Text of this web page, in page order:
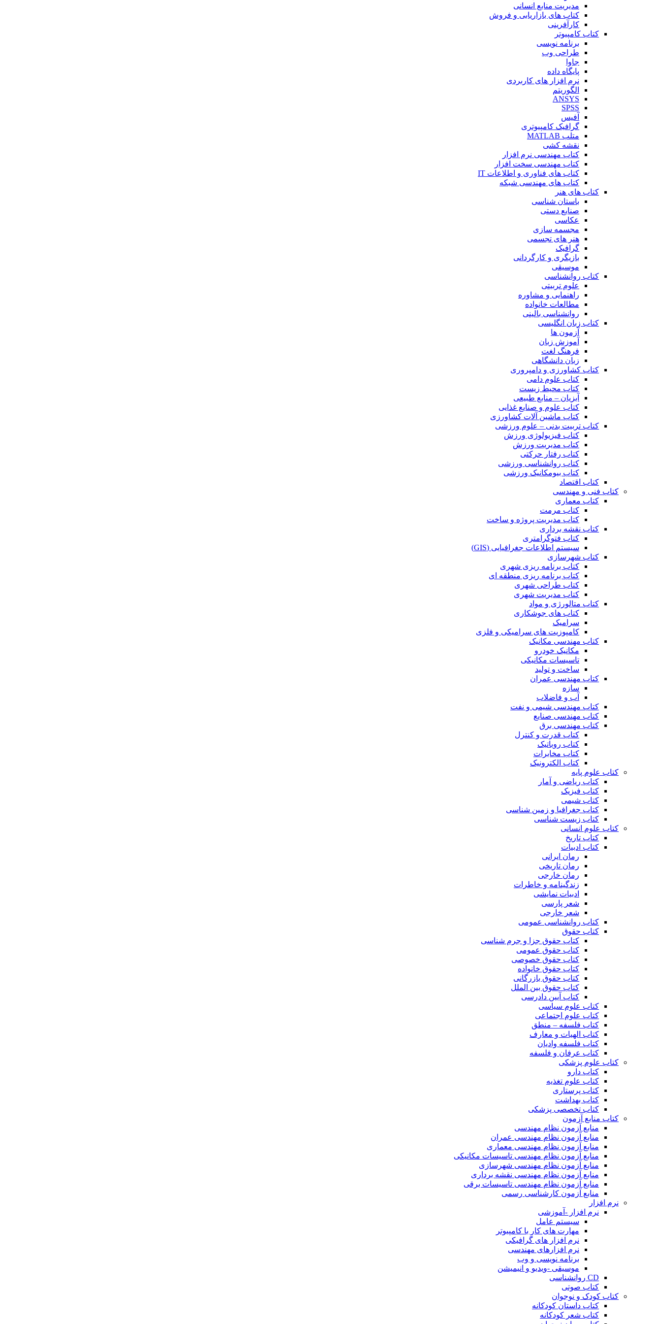
مدیریت منابع انسانی
کتاب های بازاریابی و فروش
کارآفرینی
کتاب کامپیوتر
برنامه نویسی
طراحی وب
جاوا
پایگاه داده
نرم افزار های کاربردی
الگوریتم
ANSYS
SPSS
آفیس
گرافیک کامپیوتری
متلب MATLAB
نقشه کشی
کتاب مهندسی نرم افزار
کتاب مهندسی سخت افزار
کتاب های فناوری و اطلاعات IT
کتاب های مهندسی شبکه
کتاب های هنر
باستان شناسی
صنایع دستی
عکاسی
مجسمه سازی
هنر های تجسمی
گرافیک
بازیگری و کارگردانی
موسیقی
کتاب روانشناسی
علوم تربیتی
راهنمایی و مشاوره
مطالعات خانواده
روانشناسی بالینی
کتاب زبان انگلیسی
آزمون ها
آموزش زبان
فرهنگ لغت
زبان دانشگاهی
کتاب کشاورزی و دامپروری
کتاب علوم دامی
کتاب محیط زیست
آبزیان – منابع طبیعی
کتاب علوم و صنایع غذایی
کتاب ماشین آلات کشاورزی
کتاب تربیت بدنی – علوم ورزشی
کتاب فیزیولوژی ورزش
کتاب مدیریت ورزش
کتاب رفتار حرکتی
کتاب روانشناسی ورزشی
کتاب بیومکانیک ورزشی
کتاب اقتصاد
کتاب فنی و مهندسی
کتاب معماری
کتاب مرمت
کتاب مدیریت پروژه و ساخت
کتاب نقشه برداری
کتاب فتوگرامتری
سیستم اطلاعات جغرافیایی (GIS)
کتاب شهرسازی
کتاب برنامه ریزی شهری
کتاب برنامه ریزی منطقه ای
کتاب طراحی شهری
کتاب مدیریت شهری
کتاب متالورژی و مواد
کتاب های جوشکاری
سرامیک
کامپوزیت های سرامیکی و فلزی
کتاب مهندسی مکانیک
مکانیک خودرو
تاسیسات مکانیکی
ساخت و تولید
کتاب مهندسی عمران
سازه
آب و فاضلاب
کتاب مهندسی شیمی و نفت
کتاب مهندسی صنایع
کتاب مهندسی برق
کتاب قدرت و کنترل
کتاب روباتیک
کتاب مخابرات
کتاب الکترونیک
کتاب علوم پایه
کتاب ریاضی و آمار
کتاب فیزیک
کتاب شیمی
کتاب جغرافیا و زمین شناسی
کتاب زیست شناسی
کتاب علوم انسانی
کتاب تاریخ
کتاب ادبیات
رمان ایرانی
رمان تاریخی
رمان خارجی
زندگینامه و خاطرات
ادبیات نمایشی
شعر پارسی
شعر خارجی
کتاب روانشناسی عمومی
کتاب حقوق
کتاب حقوق جزا و جرم شناسی
کتاب حقوق عمومی
کتاب حقوق خصوصی
کتاب حقوق خانواده
کتاب حقوق بازرگانی
کتاب حقوق بین الملل
کتاب آیین دادرسی
کتاب علوم سیاسی
کتاب علوم اجتماعی
کتاب فلسفه – منطق
کتاب الهیات و معارف
کتاب فلسفه وادیان
کتاب عرفان و فلسفه
کتاب علوم پزشکی
کتاب دارو
کتاب علوم تغذیه
کتاب پرستاری
کتاب بهداشت
کتاب تخصصی پزشکی
کتاب منابع آزمون
منابع آزمون نظام مهندسی
منابع آزمون نظام مهندسی عمران
منابع آزمون نظام مهندسی معماری
منابع آزمون نظام مهندسی تاسیسات مکانیکی
منابع آزمون نظام مهندسی شهرسازی
منابع آزمون نظام مهندسی نقشه برداری
منابع آزمون نظام مهندسی تاسیسات برقی
منابع آزمون کارشناسی رسمی
نرم افزار
نرم افزار -آموزشی
سیستم عامل
مهارت های کار با کامپیوتر
نرم افزار های گرافیکی
نرم افزارهای مهندسی
برنامه نویسی و وب
موسیقی -ویدیو و انیمیشن
CD روانشناسی
کتاب صوتی
کتاب کودک و نوجوان
کتاب داستان کودکانه
کتاب شعر کودکانه